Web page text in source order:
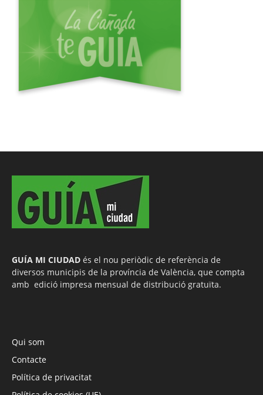
GUÍA MI CIUDAD és el nou periòdic de referència de
diversos municipis de la província de València, que compta
amb edició impresa mensual de distribució gratuïta.
Qui som
Contacte
Política de privacitat